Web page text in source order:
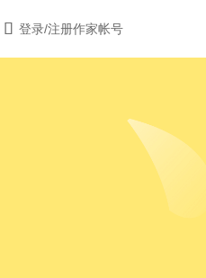
 登录/注册作家帐号